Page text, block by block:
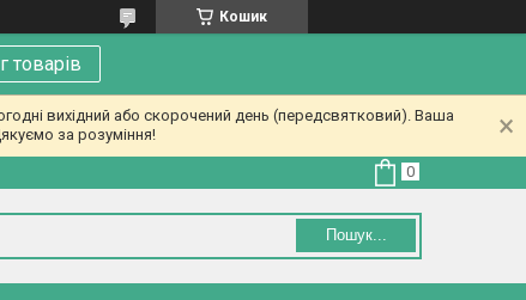
Кошик
товарів
вихідний або скорочений день (передсвятковий). Ваша
за розуміння!
Пошук...